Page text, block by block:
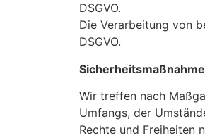
DSGVO.
Die Verarbeitung von
DSGVO.
Wir treffen nach
Umfangs, der
Rechte und Freiheiten